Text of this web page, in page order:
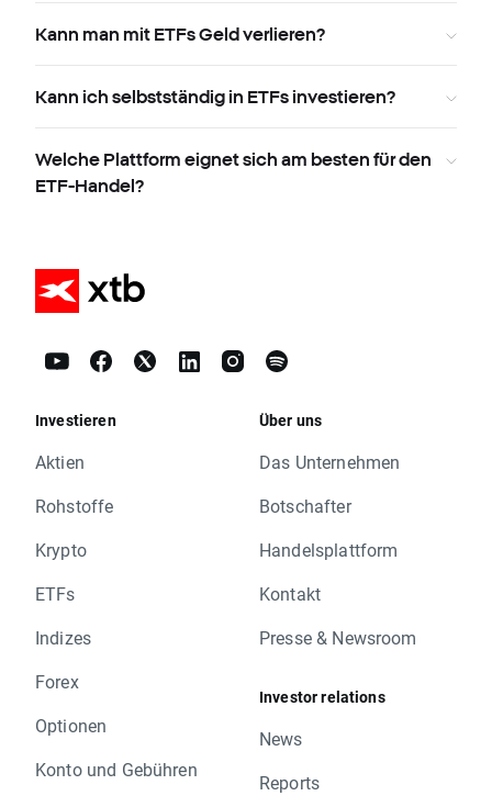
Kann man mit ETFs Geld verlieren?
Kann ich selbstständig in ETFs investieren?
Welche Plattform eignet sich am besten für den
ETF-Handel?
Investieren
Aktien
Rohstoffe
Krypto
ETFs
Indizes
Forex
Optionen
Konto und Gebühren
Über uns
Das Unternehmen
Botschafter
Handelsplattform
Kontakt
Presse & Newsroom
Investor relations
News
Reports